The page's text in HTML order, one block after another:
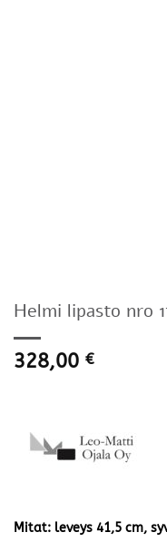
Helmi lipasto nro
328,00 €
Mitat: leveys 41,5 cm,